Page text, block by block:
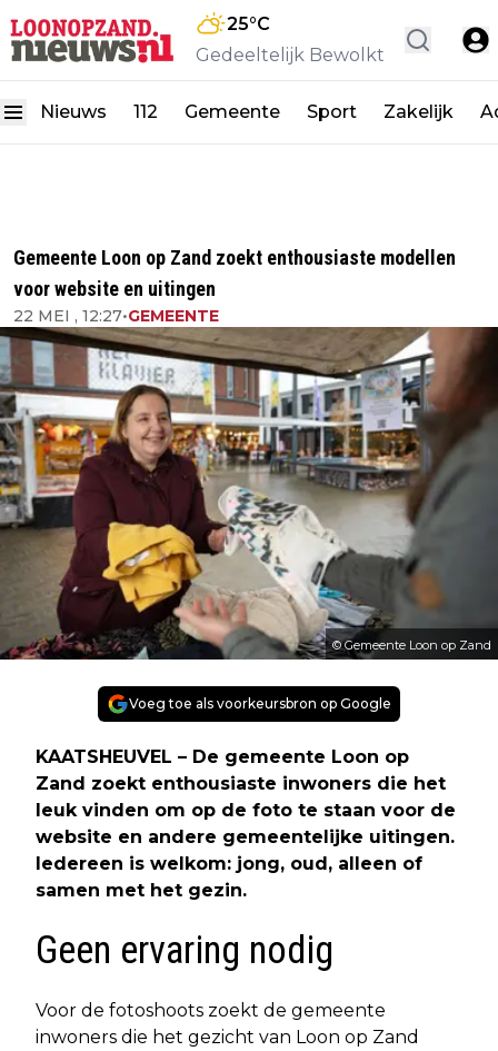
25°C
Gedeeltelijk Bewolkt
Nieuws 112 Gemeente Sport Zakelijk
Gemeente Loon op Zand zoekt enthousiaste modellen
voor website en uitingen
22 MEI , 12:27•GEMEENTE
© Gemeente Loon op Zand
Voeg toe als voorkeursbron op Google
KAATSHEUVEL – De gemeente Loon op
Zand zoekt enthousiaste inwoners die het
leuk vinden om op de foto te staan voor de
website en andere gemeentelijke uitingen.
Iedereen is welkom: jong, oud, alleen of
samen met het gezin.
Geen ervaring nodig
Voor de fotoshoots zoekt de gemeente
inwoners die het gezicht van Loon op Zand